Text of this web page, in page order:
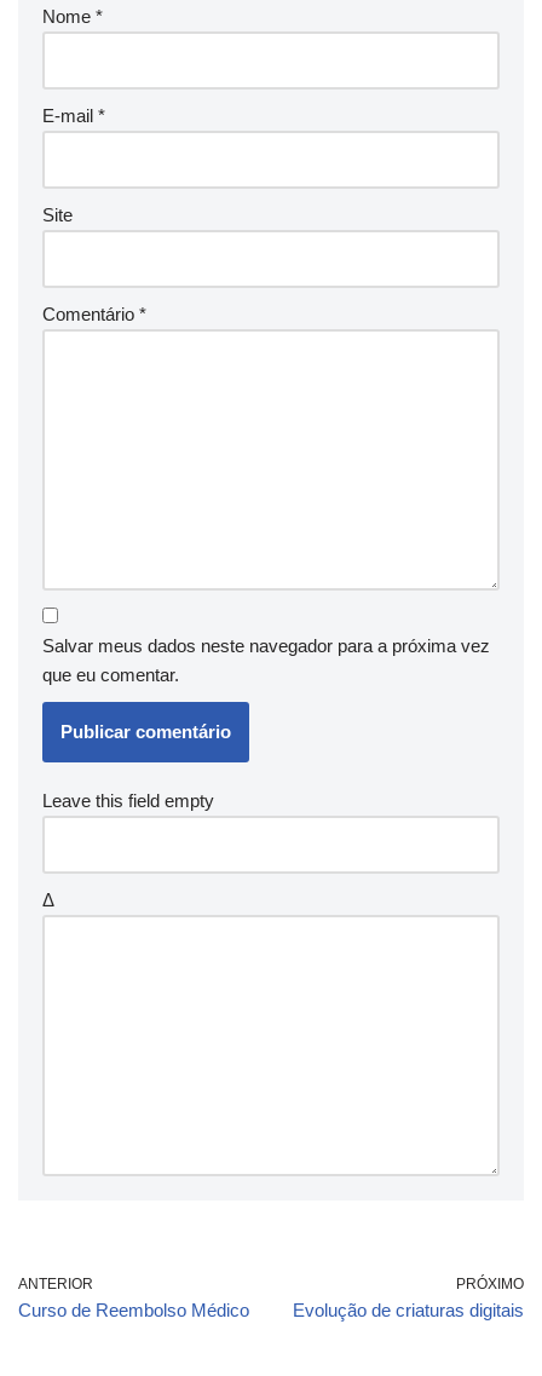
Nome *
E-mail *
Site
Comentário *
Salvar meus dados neste navegador para a próxima vez
que eu comentar.
Leave this field empty
Δ
ANTERIOR
Curso de Reembolso Médico
PRÓXIMO
Evolução de criaturas digitais